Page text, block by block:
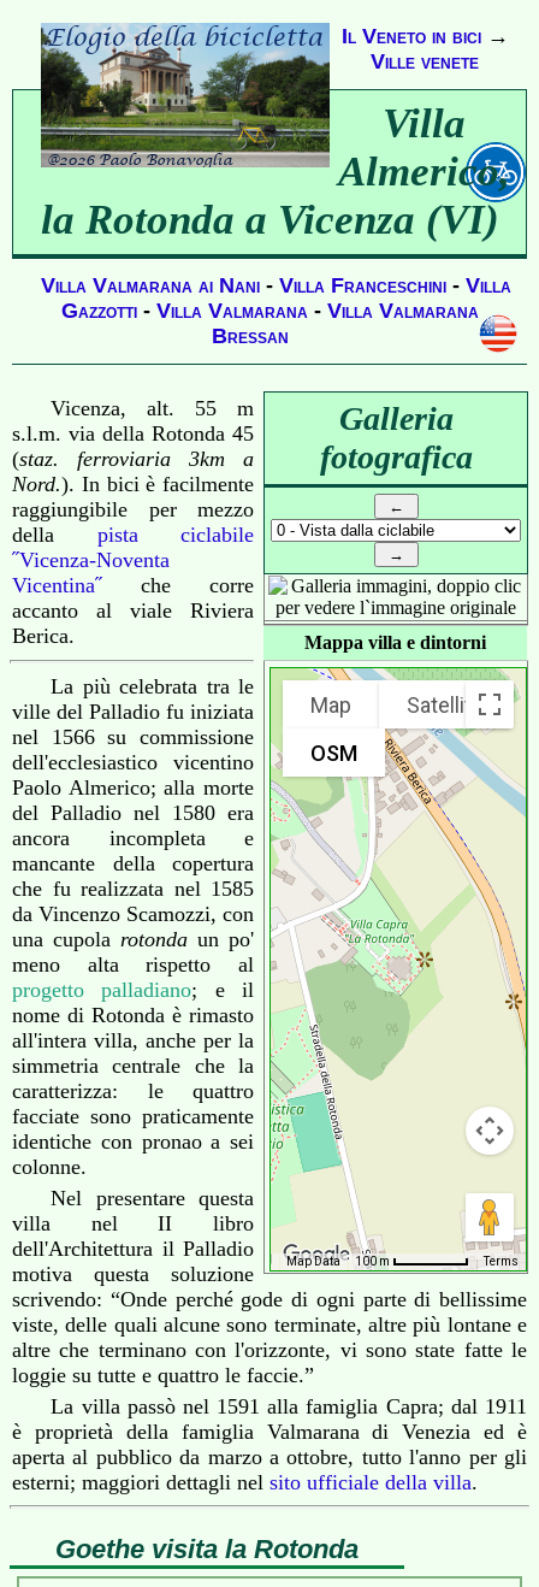
Il Veneto in bici→
Ville venete
Villa
Almerico,
la Rotonda a Vicenza (VI)
Villa Valmarana ai Nani- Villa Franceschini- Villa
Gazzotti- Villa Valmarana- Villa Valmarana
Bressan
Galleria
fotografica
Mappa villa e dintorni
Map
Satellite
OSM
Map Data 100 m Terms
Vicenza, alt. 55 m
s.l.m. via della Rotonda 45
(staz. ferroviaria 3km a
Nord.). In bici è facilmente
raggiungibile per mezzo
della pista ciclabile
˝Vicenza-Noventa
Vicentina˝ che corre
accanto al viale Riviera
Berica.
La più celebrata tra le
ville del Palladio fu iniziata
nel 1566 su commissione
dell'ecclesiastico vicentino
Paolo Almerico; alla morte
del Palladio nel 1580 era
ancora incompleta e
mancante della copertura
che fu realizzata nel 1585
da Vincenzo Scamozzi, con
una cupola rotonda un po'
meno alta rispetto al
progetto palladiano; e il
nome di Rotonda è rimasto
all'intera villa, anche per la
simmetria centrale che la
caratterizza: le quattro
facciate sono praticamente
identiche con pronao a sei
colonne.
Nel presentare questa
villa nel II libro
dell'Architettura il Palladio
motiva questa soluzione
scrivendo: “Onde perché gode di ogni parte di bellissime
viste, delle quali alcune sono terminate, altre più lontane e
altre che terminano con l'orizzonte, vi sono state fatte le
loggie su tutte e quattro le faccie.”
La villa passò nel 1591 alla famiglia Capra; dal 1911
è proprietà della famiglia Valmarana di Venezia ed è
aperta al pubblico da marzo a ottobre, tutto l'anno per gli
esterni; maggiori dettagli nel sito ufficiale della villa.
Goethe visita la Rotonda